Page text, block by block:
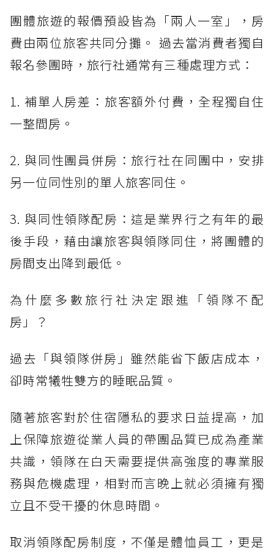
團體旅遊的報價預設皆為「兩人一室」，房
費由兩位旅客共同分攤。 過去當消費者獨自
報名參團時，旅行社通常有三種處理方式：
1. 補單人房差：旅客額外付費，全程獨自住
一整間房。
2. 與同性團員併房：旅行社在同團中，安排
另一位同性別的單人旅客同住。
3. 與同性領隊配房：這是業界行之有年的最
後手段，藉由讓旅客與領隊同住，將團體的
房間支出降到最低。
為什麼多數旅行社決定跟進「領隊不配
房」？
過去「與領隊併房」雖然能省下飯店成本，
卻時常犧牲雙方的睡眠品質。
隨著旅客對於住宿隱私的要求日益提高，加
上保障旅遊從業人員的帶團品質已成為產業
共識，領隊在白天需要提供高強度的專業服
務與危機處理，相對而言晚上就必須擁有獨
立且不受干擾的休息時間。
取消領隊配房制度，不僅是體恤員工，更是